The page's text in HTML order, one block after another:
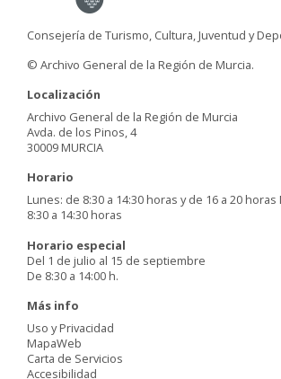
Consejería de Turismo, Cultura, Juventud y
© Archivo General de la Región de Murcia.
Localización
Archivo General de la Región de Murcia
Avda. de los Pinos, 4
30009 MURCIA
Horario
Lunes: de 8:30 a 14:30 horas y de 16 a 20
8:30 a 14:30 horas
Horario especial
Del 1 de julio al 15 de septiembre
De 8:30 a 14:00 h.
Más info
Uso y Privacidad
MapaWeb
Carta de Servicios
Accesibilidad